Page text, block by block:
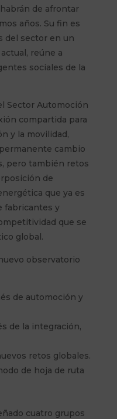
de afrontar
años. Su fin es
del sector en un
reúne a
sociales de la
Sector Automoción
compartida para
y la movilidad,
cambio
pero también retos
de
que ya es
fabricantes y
que se
global.
observatorio
de automoción y
de la integración,
retos globales.
de hoja de ruta
cuatro grupos